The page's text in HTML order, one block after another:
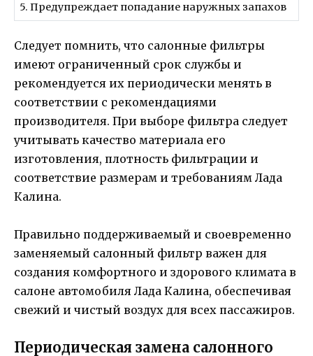
5. Предупреждает попадание наружных запахов
Следует помнить, что салонные фильтры
имеют ограниченный срок службы и
рекомендуется их периодически менять в
соответствии с рекомендациями
производителя. При выборе фильтра следует
учитывать качество материала его
изготовления, плотность фильтрации и
соответствие размерам и требованиям Лада
Калина.
Правильно поддерживаемый и своевременно
заменяемый салонный фильтр важен для
создания комфортного и здорового климата в
салоне автомобиля Лада Калина, обеспечивая
свежий и чистый воздух для всех пассажиров.
Периодическая замена салонного